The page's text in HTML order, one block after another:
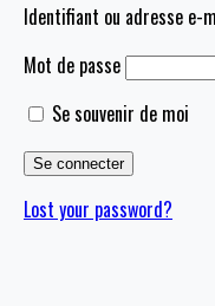
Identifiant ou adresse e-
Mot de passe
Se souvenir de moi
Lost your password?